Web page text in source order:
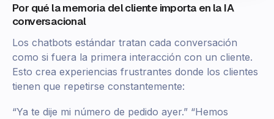
Por qué la memoria del cliente importa en la IA
conversacional
Los chatbots estándar tratan cada conversación
como si fuera la primera interacción con un cliente.
Esto crea experiencias frustrantes donde los clientes
tienen que repetirse constantemente:
“Ya te dije mi número de pedido ayer.” “Hemos